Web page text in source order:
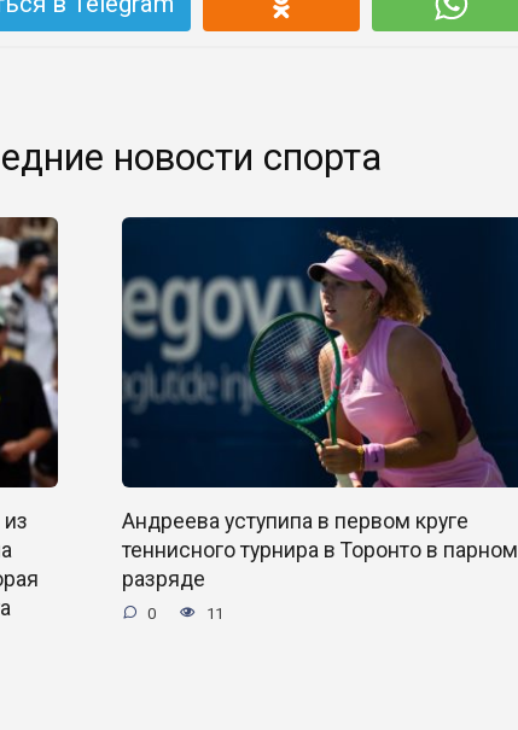
новости спорта
Андреева уступипа в первом круге
теннисного турнира в Торонто в парном
разряде
0 11